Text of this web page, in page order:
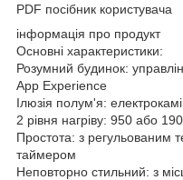
PDF посібник користувача
інформація про продукт
Основні характеристики:
Розумний будинок:
App Experience
Ілюзія полум'я:
2 рівня нагріву: 950 або
Простота: з регульованим
таймером
Неповторно стильний: з